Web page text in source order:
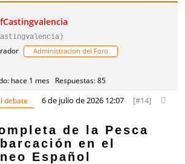
Administracion del Foro
hace 1 mes Respuestas: 85
debate
6 de julio de 2026 12:07 [#14]
de la Pesca
en el
Español